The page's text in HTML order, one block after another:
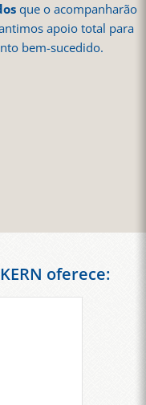
que o acompanharão
apoio total para
bem-sucedido.
oferece: